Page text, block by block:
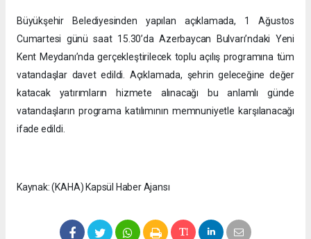
Büyükşehir Belediyesinden yapılan açıklamada, 1 Ağustos
Cumartesi günü saat 15.30’da Azerbaycan Bulvarı’ndaki Yeni
Kent Meydanı’nda gerçekleştirilecek toplu açılış programına tüm
vatandaşlar davet edildi. Açıklamada, şehrin geleceğine değer
katacak yatırımların hizmete alınacağı bu anlamlı günde
vatandaşların programa katılımının memnuniyetle karşılanacağı
ifade edildi.
Kaynak: (KAHA) Kapsül Haber Ajansı